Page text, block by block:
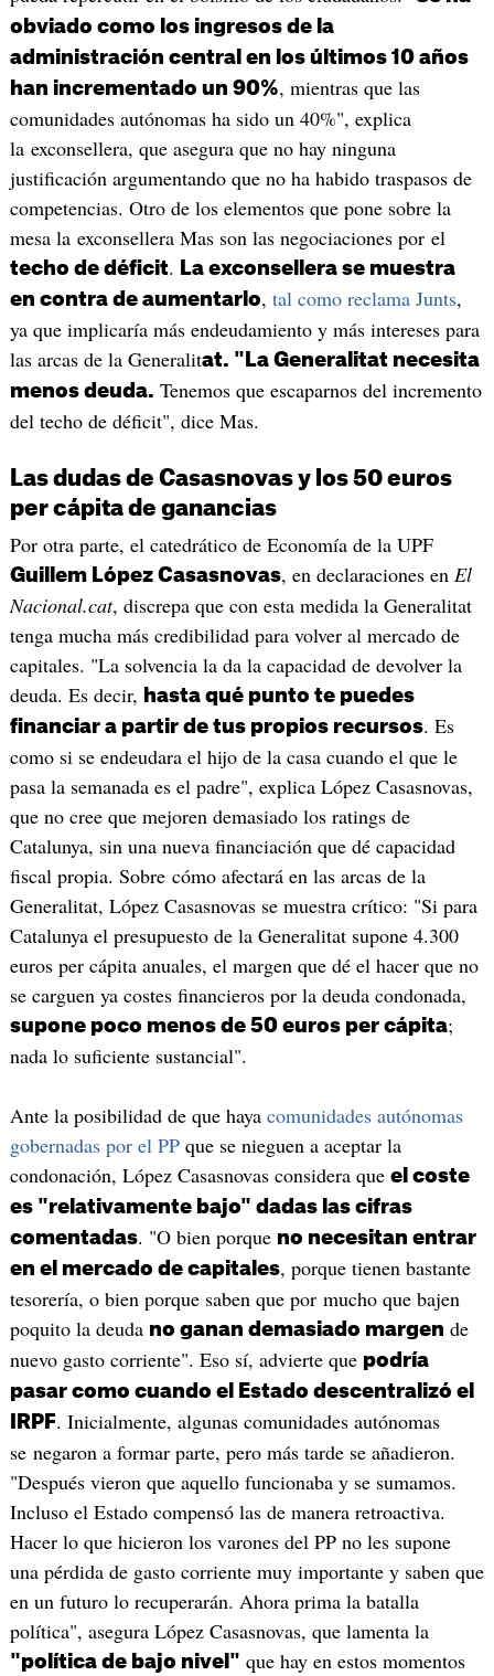
obviado como los ingresos de la
administración central en los últimos 10 años
han incrementado un 90%, mientras que las
comunidades autónomas ha sido un 40%", explica
la exconsellera, que asegura que no hay ninguna
justificación argumentando que no ha habido traspasos de
competencias. Otro de los elementos que pone sobre la
mesa la exconsellera Mas son las negociaciones por el
techo de déficit.
La exconsellera se muestra
en contra de aumentarlo, tal como reclama Junts,
ya que implicaría más endeudamiento y más intereses para
las arcas de la Generalitat. "La Generalitat necesita
menos deuda. Tenemos que escaparnos del incremento
del techo de déficit", dice Mas.
Las dudas de Casasnovas y los 50 euros
per cápita de ganancias
Por otra parte, el catedrático de Economía de la UPF
Guillem López Casasnovas, en declaraciones en El
Nacional.cat, discrepa que con esta medida la Generalitat
tenga mucha más credibilidad para volver al mercado de
capitales. "La solvencia la da la capacidad de devolver la
deuda. Es decir, hasta qué punto te puedes
financiar a partir de tus propios recursos. Es
como si se endeudara el hijo de la casa cuando el que le
pasa la semanada es el padre", explica López Casasnovas,
que no cree que mejoren demasiado los ratings de
Catalunya, sin una nueva financiación que dé capacidad
fiscal propia. Sobre cómo afectará en las arcas de la
Generalitat, López Casasnovas se muestra crítico: "Si para
Catalunya el presupuesto de la Generalitat supone 4.300
euros per cápita anuales, el margen que dé el hacer que no
se carguen ya costes financieros por la deuda condonada,
supone poco menos de 50 euros per cápita;
nada lo suficiente sustancial".
Ante la posibilidad de que haya comunidades autónomas
gobernadas por el PPque se nieguen a aceptar la
condonación, López Casasnovas considera que el coste
es "relativamente bajo" dadas las cifras
comentadas. "O bien porque no necesitan entrar
en el mercado de capitales, porque tienen bastante
tesorería, o bien porque saben que por mucho que bajen
poquito la deuda no ganan demasiado margen de
nuevo gasto corriente". Eso sí, advierte que podría
pasar como cuando el Estado descentralizó el
IRPF. Inicialmente, algunas comunidades autónomas
se negaron a formar parte, pero más tarde se añadieron.
"Después vieron que aquello funcionaba y se sumamos.
Incluso el Estado compensó las de manera retroactiva.
Hacer lo que hicieron los varones del PP no les supone
una pérdida de gasto corriente muy importante y saben que
en un futuro lo recuperarán. Ahora prima la batalla
política", asegura López Casasnovas, que lamenta la
"política de bajo nivel" que hay en estos momentos